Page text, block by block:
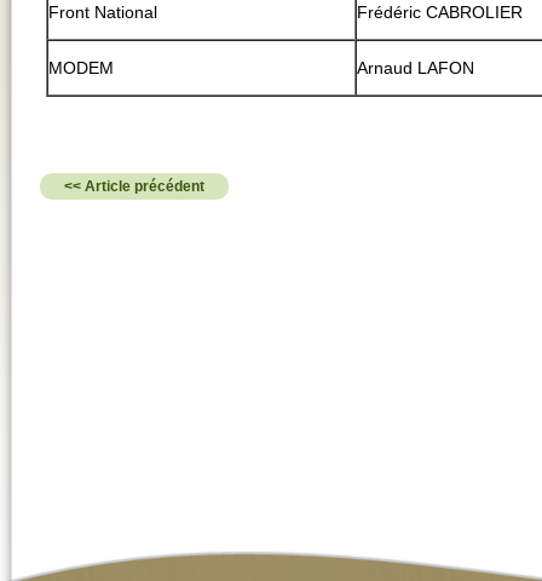
Front National Frédéric CABROLIER
MODEM Arnaud LAFON
<< Article précédent